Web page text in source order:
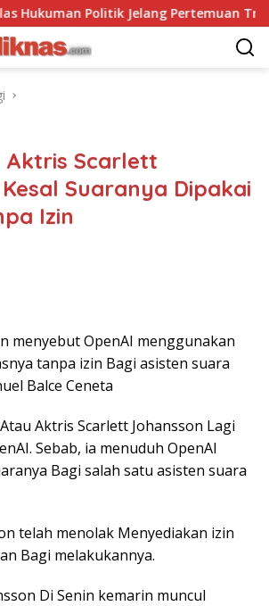
Politik Jelang Pertemuan Trump
Scarlett
Suaranya Dipakai
Izin
menyebut OpenAI menggunakan
tanpa izin Bagi asisten suara
Balce Ceneta
Aktris Scarlett Johansson Lagi
Sebab, ia menuduh OpenAI
Bagi salah satu asisten suara
telah menolak Menyediakan izin
Bagi melakukannya.
Di Senin kemarin muncul